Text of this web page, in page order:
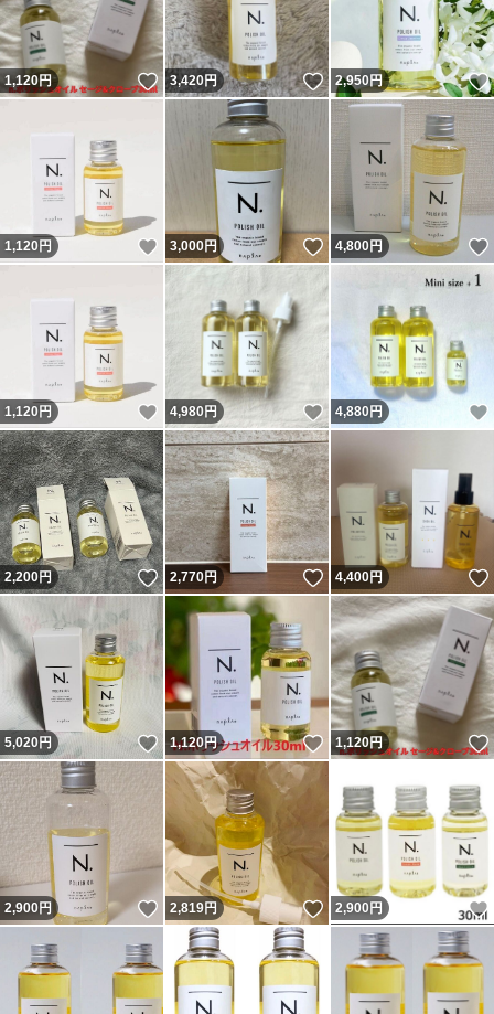
1,120円 いいね！
3,420円 いいね！
2,950円
1,120 円 いいね！
3,000円 いいね！
4,800円
1,120 円 いいね！
4,980円 いいね！
4,880円
2,200円 いいね！
2,770円 いいね！
4,400円
5,020円 いいね！
1,120円 いいね！
1,120円
2,900円 いいね！
2,819円 いいね！
2,900 円